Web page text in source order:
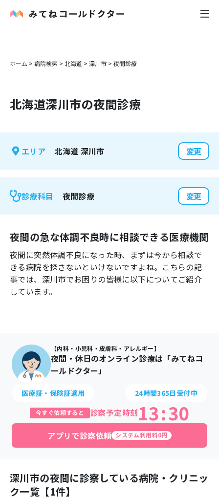
内科
花粉症
感染症
よくあるご質問
ホーム > 病院検索 > 北海道 > 深川市 > 夜間診療
北海道深川市の夜間診療
エリア 北海道 深川市 変更
診療科目 夜間診療 変更
夜間の急な体調不良時に相談できる医療機関
夜間に突然体調不良になった時、まずは今から相談で
きる病院を探さないといけないですよね。こちらの記
事では、 深川市でお困りの皆様に以下についてご紹介
しています。
【内科・小児科・皮膚科・アレルギー】
夜間・休日のオンライン診療は「みてねコ
ールドクター」
医療証・保険証適用 24時間365日受付中
今すぐ依頼すると 診察予定時刻13:30
アプリで診察依頼 システム利用料0円
深川市の夜間に診察している病院・クリニッ
ク一覧【1件】